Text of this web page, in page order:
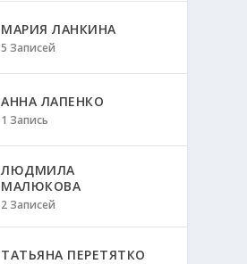
МАРИЯ ЛАНКИНА
5 Записей
АННА ЛАПЕНКО
1 Запись
ЛЮДМИЛА
МАЛЮКОВА
2 Записей
ТАТЬЯНА ПЕРЕТЯТКО